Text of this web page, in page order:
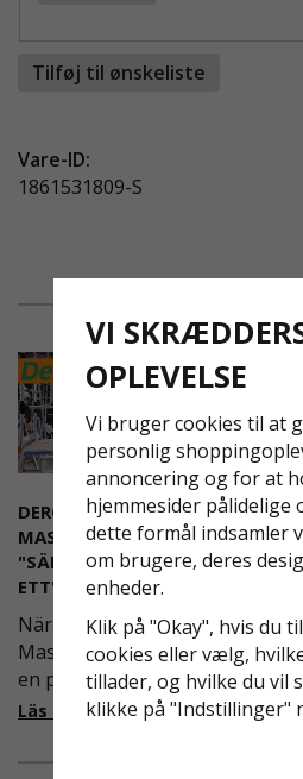
Tilføj til ønskeliste
Vare-ID:
1861531809-S
DEROME
MASKINUTHYRNING -
"SÄKERHET ÄR ALLTID PRIO
ETT"
När Derome
Maskinuthyrning behövde
en pålitlig partner inom
fallskydd och
valet på
Läs mer om varför Derome väljer oss
i
VI
OPLEVELSE
Vi bruger cookies til at
personlig
annoncering og for at
hjemmesider pålidelige
dette formål indsamler
om brugere, deres
enheder.
Klik på "Okay", hvis du
cookies eller vælg,
tillader, og hvilke du vil
klikke på "Indstillinger"